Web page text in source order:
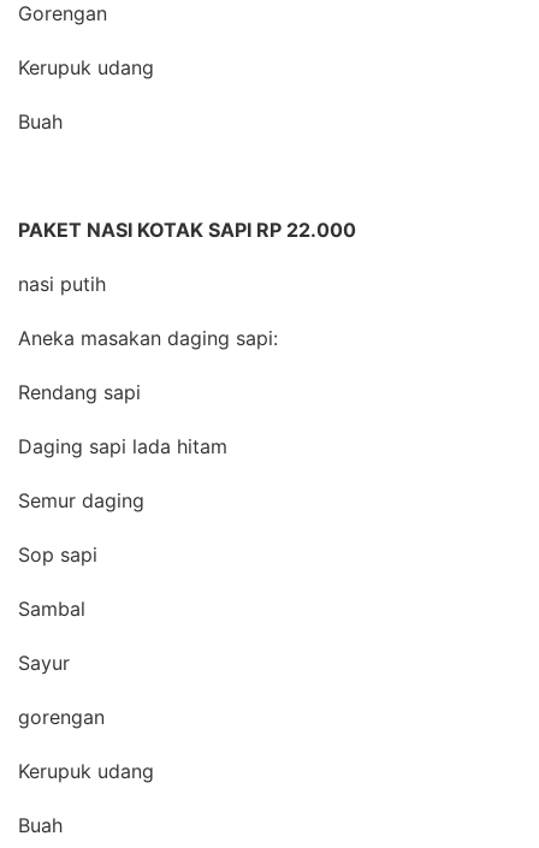
Gorengan
Kerupuk udang
Buah
PAKET NASI KOTAK SAPI RP 22.000
nasi putih
Aneka masakan daging sapi:
Rendang sapi
Daging sapi lada hitam
Semur daging
Sop sapi
Sambal
Sayur
gorengan
Kerupuk udang
Buah